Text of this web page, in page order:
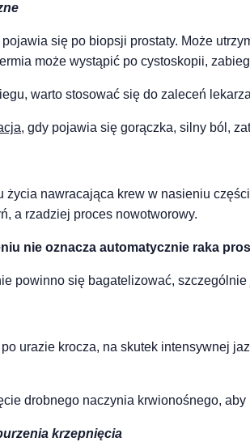
się po biopsji prostaty. Może
może wystąpić po cystoskopii,
warto stosować się do zaleceń
, gdy pojawia się gorączka, silny ból,
życia nawracająca krew w nasieniu
a rzadziej proces nowotworowy.
nie oznacza automatycznie raka
powinno się bagatelizować,
urazie krocza, na skutek intensywnej
drobnego naczynia krwionośnego, aby
krzepnięcia